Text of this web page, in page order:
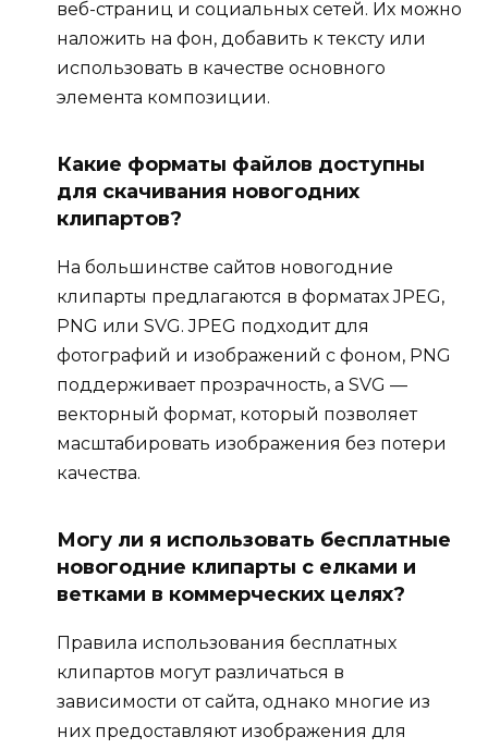
веб-страниц и социальных сетей. Их можно
наложить на фон, добавить к тексту или
использовать в качестве основного
элемента композиции.
Какие форматы файлов доступны
для скачивания новогодних
клипартов?
На большинстве сайтов новогодние
клипарты предлагаются в форматах JPEG,
PNG или SVG. JPEG подходит для
фотографий и изображений с фоном, PNG
поддерживает прозрачность, а SVG —
векторный формат, который позволяет
масштабировать изображения без потери
качества.
Могу ли я использовать бесплатные
новогодние клипарты с елками и
ветками в коммерческих целях?
Правила использования бесплатных
клипартов могут различаться в
зависимости от сайта, однако многие из
них предоставляют изображения для